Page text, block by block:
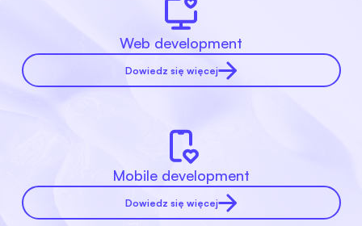
Web development
Dowiedz się więcej
Mobile development
Dowiedz się więcej